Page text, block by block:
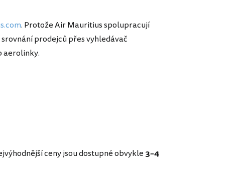
. Protože Air Mauritius spolupracují
prodejců přes vyhledávač
aerolinky.
ceny jsou dostupné obvykle 3–4